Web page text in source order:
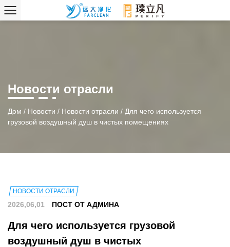
Новости отрасли
Дом / Новости / Новости отрасли / Для чего используется
грузовой воздушный душ в чистых помещениях
НОВОСТИ ОТРАСЛИ
2026,06,01 ПОСТ ОТ АДМИНА
Для чего используется грузовой
воздушный душ в чистых